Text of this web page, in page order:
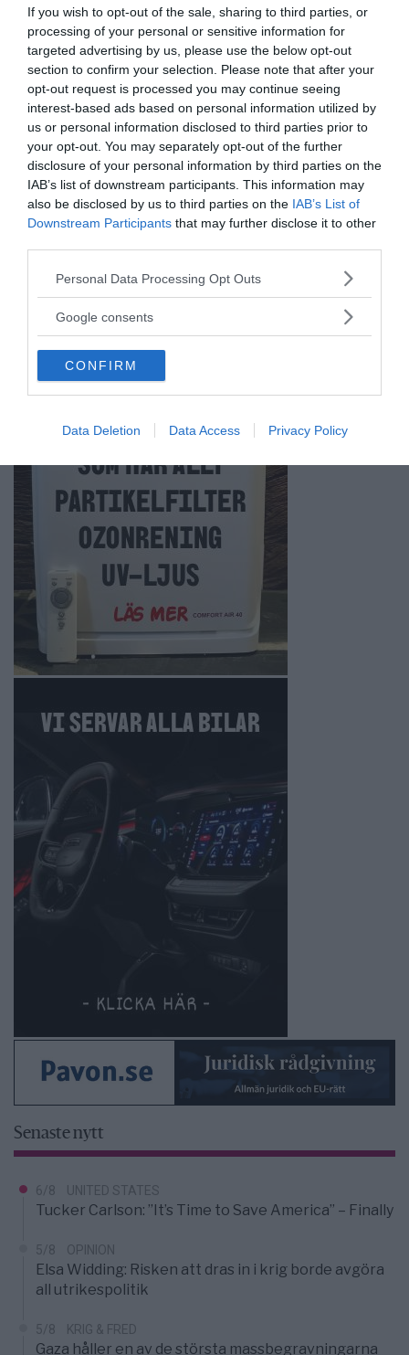
If you wish to opt-out of the sale, sharing to third parties, or
processing of your personal or sensitive information for
targeted advertising by us, please use the below opt-out
section to confirm your selection. Please note that after your
opt-out request is processed you may continue seeing
interest-based ads based on personal information utilized by
us or personal information disclosed to third parties prior to
your opt-out. You may separately opt-out of the further
disclosure of your personal information by third parties on the
IAB’s list of downstream participants. This information may
also be disclosed by us to third parties on the IAB’s List of
Downstream Participants that may further disclose it to other
Please note that this website/app uses one or more Google
not limited to your visit or usage behaviour. You may click to
use your data for below specified purposes in below Google
consent section.
Personal Data Processing Opt Outs
Google consents
CONFIRM
Data Deletion Data Access Privacy Policy
Få NewsVoice nyhets-mail
ANNONSER
Senaste nytt
6/8 UNITED STATES
Tucker Carlson: ”It’s Time to Save America” – Finally
5/8 OPINION
Elsa Widding: Risken att dras in i krig borde avgöra
all utrikespolitik
5/8 KRIG & FRED
Gaza håller en av de största massbegravningarna